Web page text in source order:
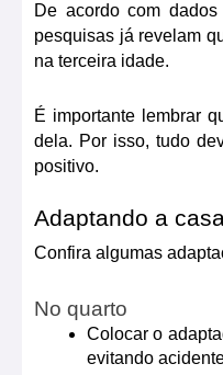
De acordo com
pesquisas já revelam
na terceira idade.
É importante lembrar
dela. Por isso, tudo
positivo.
Adaptando a
Confira algumas
No quarto
Colocar o
evitando